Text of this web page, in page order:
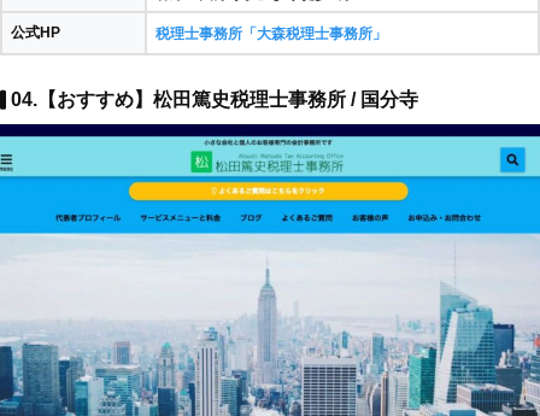
公式HP 税理士事務所「大森税理士事務所」
04.【おすすめ】松田篤史税理士事務所 / 国分寺